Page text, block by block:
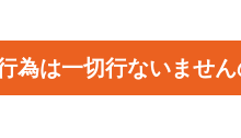
為は一切行ないませ